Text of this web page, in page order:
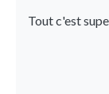
Tout c'est